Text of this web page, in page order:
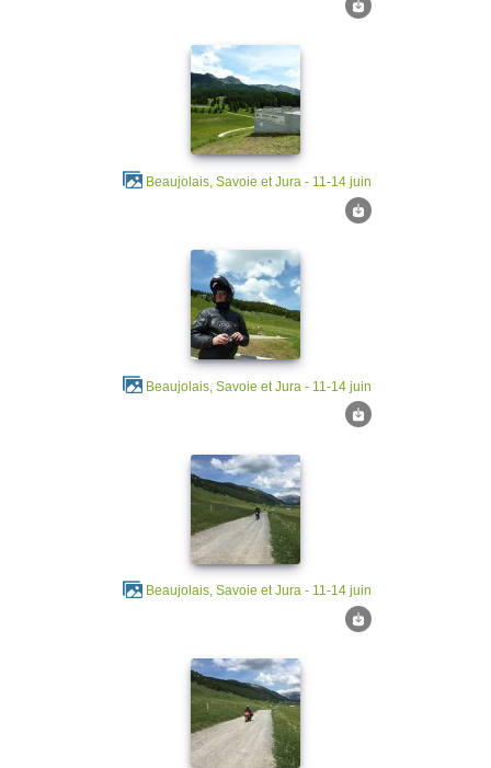
Beaujolais, Savoie et Jura - 11-14 juin
Beaujolais, Savoie et Jura - 11-14 juin
Beaujolais, Savoie et Jura - 11-14 juin